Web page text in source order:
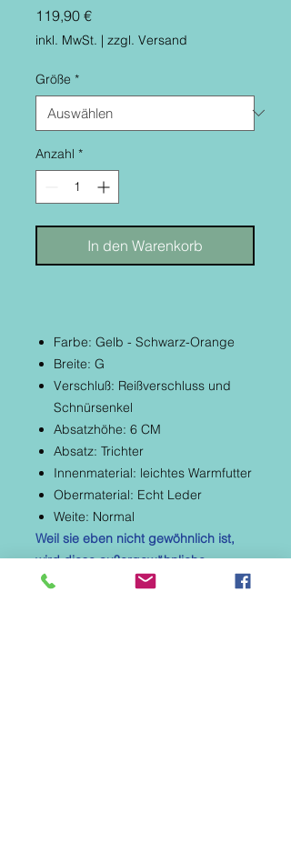
119,90 €Preis
inkl. MwSt. | zzgl. Versand
Größe *
Anzahl *
In den Warenkorb
Farbe: Gelb - Schwarz-Orange
Breite: G
Verschluß: Reißverschluss und
Schnürsenkel
Absatzhöhe: 6 CM
Absatz: Trichter
Innenmaterial: leichtes Warmfutter
Obermaterial: Echt Leder
Weite: Normal
Weil sie eben nicht gewöhnlich ist,
wird diese außergewöhnliche
Schnürstiefelette in Gelb, Orange,